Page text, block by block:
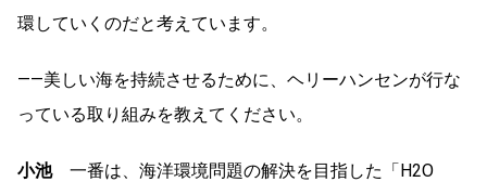
環していくのだと考えています。
――美しい海を持続させるために、ヘリーハンセンが行な
っている取り組みを教えてください。
小池一番は、海洋環境問題の解決を目指した「H2O